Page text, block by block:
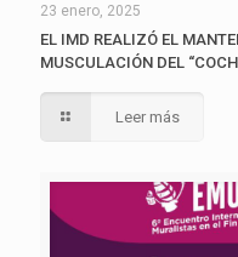
23 enero, 2025
EL IMD REALIZÓ EL
MUSCULACIÓN DEL
Leer más